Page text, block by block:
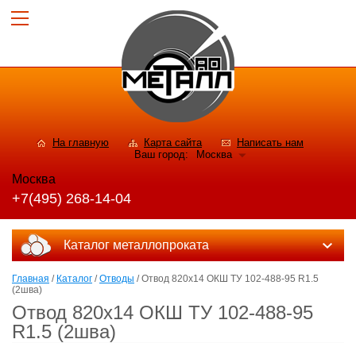
На главную Карта сайта
Написать нам
Ваш город:
Москва
Москва
+7(495) 268-14-04
Каталог металлопроката
Главная / Каталог /Отводы / Отвод 820х14 ОКШ ТУ 102-488-95 R1.5
(2шва)
Отвод 820х14 ОКШ ТУ 102-488-95
R1.5 (2шва)